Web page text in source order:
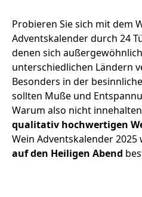
Probieren Sie sich mit dem
Adventskalender durch 24
denen sich
unterschiedlichen Ländern
Besonders in der
sollten Muße und
Warum also nicht
qualitativ hochwertigen
Wein Adventskalender 2025
auf den Heiligen Abend